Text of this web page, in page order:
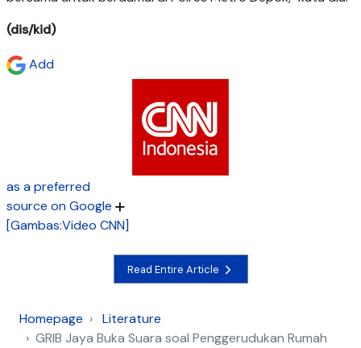
(dis/kid)
Add
as a preferred
source on Google
[Gambas:Video CNN]
Read Entire Article
Homepage
Literature
GRIB Jaya Buka Suara soal Penggerudukan Rumah